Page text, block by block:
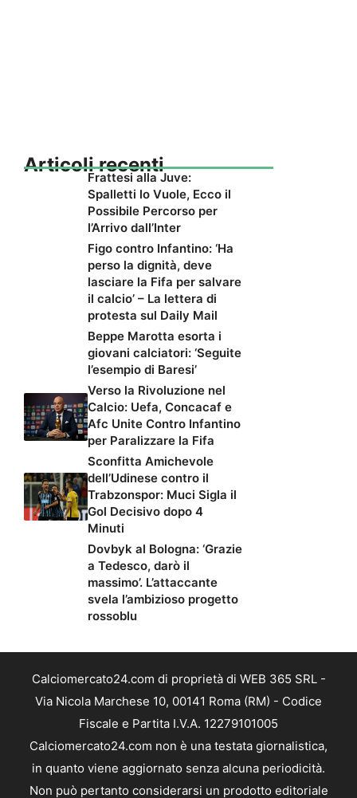
Articoli recenti
Frattesi alla Juve:
Spalletti lo Vuole, Ecco il
Possibile Percorso per
l’Arrivo dall’Inter
Figo contro Infantino: ‘Ha
perso la dignità, deve
lasciare la Fifa per salvare
il calcio’ – La lettera di
protesta sul Daily Mail
Beppe Marotta esorta i
giovani calciatori: ‘Seguite
l’esempio di Baresi’
Verso la Rivoluzione nel
Calcio: Uefa, Concacaf e
Afc Unite Contro Infantino
per Paralizzare la Fifa
Sconfitta Amichevole
dell’Udinese contro il
Trabzonspor: Muci Sigla il
Gol Decisivo dopo 4
Minuti
Dovbyk al Bologna: ‘Grazie
a Tedesco, darò il
massimo’. L’attaccante
svela l’ambizioso progetto
rossoblu
Calciomercato24.com di proprietà di WEB 365 SRL -
Via Nicola Marchese 10, 00141 Roma (RM) - Codice
Fiscale e Partita I.V.A. 12279101005
Calciomercato24.com non è una testata giornalistica,
in quanto viene aggiornato senza alcuna periodicità.
Non può pertanto considerarsi un prodotto editoriale